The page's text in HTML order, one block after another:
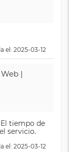
el: 2025-03-12
|
tiempo de
servicio.
el: 2025-03-12